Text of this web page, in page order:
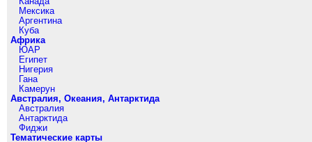
Мексика
Аргентина
Куба
Африка
ЮАР
Египет
Нигерия
Гана
Камерун
Австралия, Океания, Антарктида
Австралия
Антарктида
Фиджи
Тематические карты